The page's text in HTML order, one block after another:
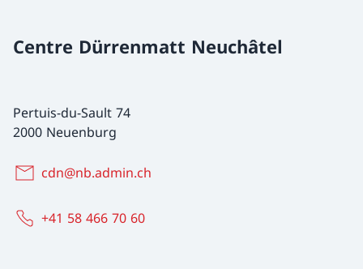
Centre Dürrenmatt Neuchâtel
Pertuis-du-Sault 74
2000 Neuenburg
cdn@nb.admin.ch
+41 58 466 70 60